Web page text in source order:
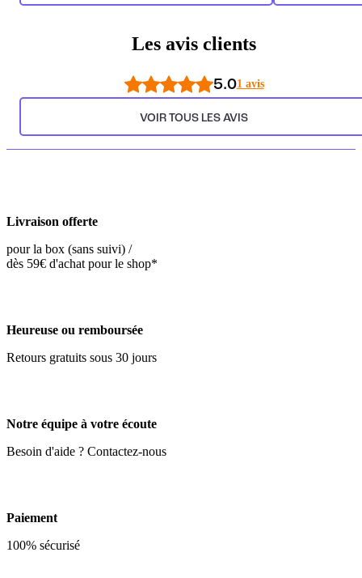
Les avis clients
5.01 avis
VOIR TOUS LES AVIS
Livraison offerte
pour la box (sans suivi) /
dès 59€ d'achat pour le shop*
Heureuse ou remboursée
Retours gratuits sous 30 jours
Notre équipe à votre écoute
Besoin d'aide ? Contactez-nous
Paiement
100% sécurisé